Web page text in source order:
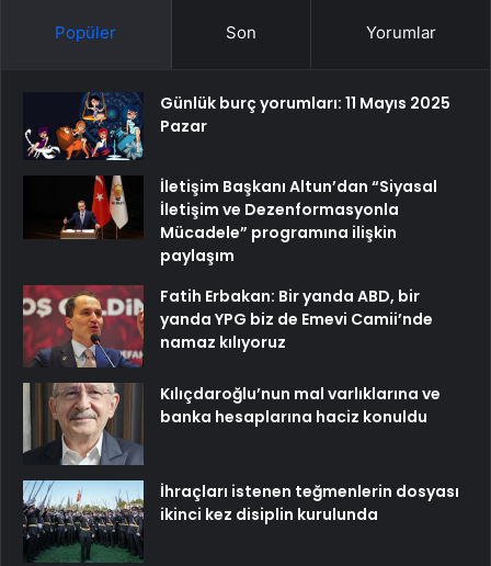
Popüler Son Yorumlar
Günlük burç yorumları: 11 Mayıs 2025
Pazar
İletişim Başkanı Altun’dan “Siyasal
İletişim ve Dezenformasyonla
Mücadele” programına ilişkin
paylaşım
Fatih Erbakan: Bir yanda ABD, bir
yanda YPG biz de Emevi Camii’nde
namaz kılıyoruz
Kılıçdaroğlu’nun mal varlıklarına ve
banka hesaplarına haciz konuldu
İhraçları istenen teğmenlerin dosyası
ikinci kez disiplin kurulunda